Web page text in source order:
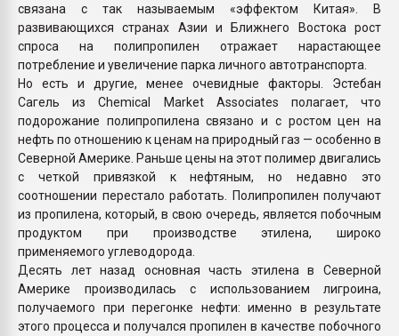
связана с так называемым «эффектом Китая». В
развивающихся странах Азии и Ближнего Востока рост
спроса на полипропилен отражает нарастающее
потребление и увеличение парка личного автотранспорта.
Но есть и другие, менее очевидные факторы. Эстебан
Сагель из Chemical Market Associates полагает, что
подорожание полипропилена связано и с ростом цен на
нефть по отношению к ценам на природный газ — особенно в
Северной Америке. Раньше цены на этот полимер двигались
с четкой привязкой к нефтяным, но недавно это
соотношении перестало работать. Полипропилен получают
из пропилена, который, в свою очередь, является побочным
продуктом при производстве этилена, широко
применяемого углеводорода.
Десять лет назад основная часть этилена в Северной
Америке производилась с использованием лигроина,
получаемого при перегонке нефти: именно в результате
этого процесса и получался пропилен в качестве побочного